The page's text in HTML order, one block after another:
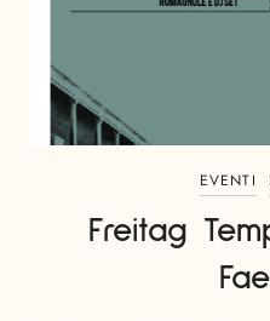
EVENTI
Freitag